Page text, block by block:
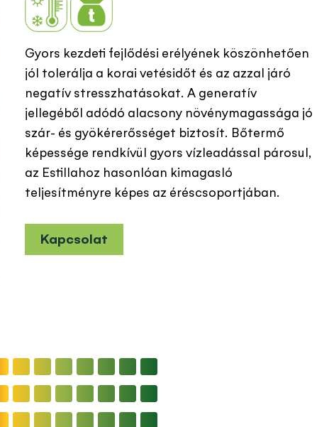
Gyors kezdeti fejlődési erélyének köszönhetően
jól tolerálja a korai vetésidőt és az azzal járó
negatív stresszhatásokat. A generatív
jellegéből adódó alacsony növénymagassága jó
szár- és gyökérerősséget biztosít. Bőtermő
képessége rendkívül gyors vízleadással párosul,
az Estillahoz hasonlóan kimagasló
teljesítményre képes az éréscsoportjában.
Kapcsolat